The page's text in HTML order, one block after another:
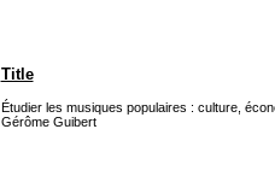
Title
Étudier les musiques populaires : culture,
Gérôme Guibert